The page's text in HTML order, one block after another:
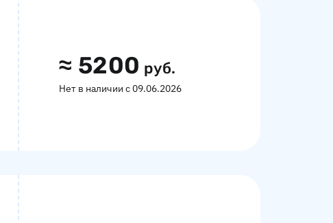
≈ 5200 руб.
Нет в наличии с 09.06.2026